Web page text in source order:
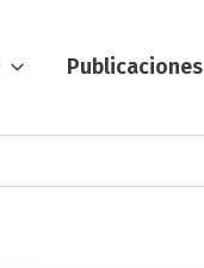
Publicaciones